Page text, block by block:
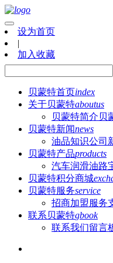
设为首页
|
加入收藏
贝蒙特首页index
关于贝蒙特aboutus
贝蒙特简介贝
贝蒙特新闻news
油品知识公司
贝蒙特产品products
汽车润滑油路
贝蒙特积分商城
贝蒙特服务service
招商加盟服务
联系贝蒙特gbook
联系我们留言